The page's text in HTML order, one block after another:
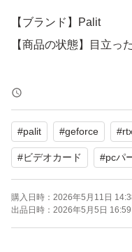
【ブランド】Palit
【商品の状態】目立っ
よろしくお願いいたしま
#palit #geforce #
#ビデオカード #pcパ
購入日時： 2026年5月11日
出品日時： 2026年5月5日 16:59